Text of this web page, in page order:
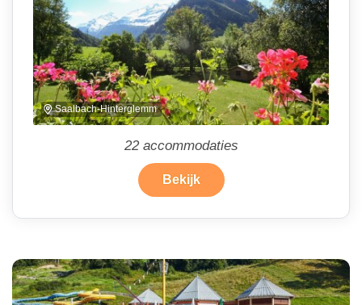
Saalbach-Hinterglemm
22 accommodaties
Bekijk